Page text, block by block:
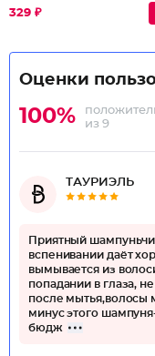
329 ₽
Оценки
100%
из 9
ТАУРИЭЛЬ
Приятный
вспенивании даёт
вымывается из
попадании в глаза,
после мытья,волосы
минус этого
бюдж